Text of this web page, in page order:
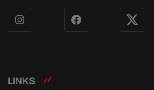
Instagram Facebook X
LINKS